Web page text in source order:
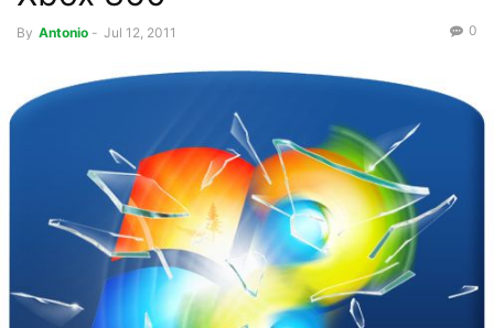
By Antonio - Jul 12, 2011 0